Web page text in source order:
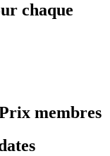
chaque
membres